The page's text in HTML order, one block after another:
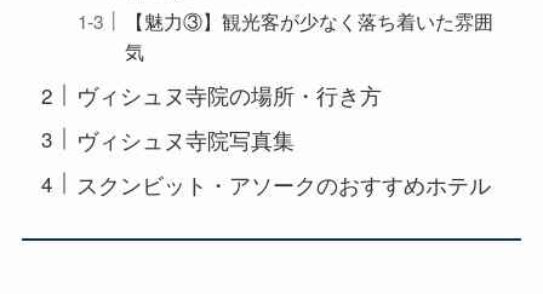
【魅力③】観光客が少なく落ち着いた雰囲
気
ヴィシュヌ寺院の場所・行き方
ヴィシュヌ寺院写真集
スクンビット・アソークのおすすめホテル